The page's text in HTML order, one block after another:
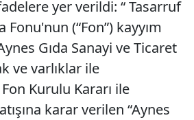
yer verildi: “ Tasarruf
Fonu'nun (“Fon”) kayyım
Gıda Sanayi ve Ticaret
ve varlıklar ile
Kurulu Kararı ile
karar verilen “Aynes